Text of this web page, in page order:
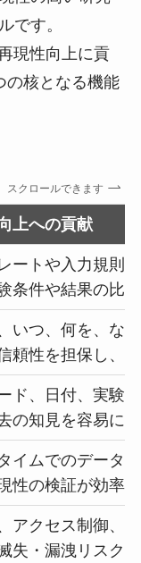
です。
現性向上に貢
の核となる機能
スクロールできます
上への貢献
ートや入力規則
条件や結果の比
、いつ、何を、な
頼性を担保し、
ド、日付、実験
の知見を容易に
イムでのデータ
性の検証が効率
アクセス制御、
失・漏洩リスク